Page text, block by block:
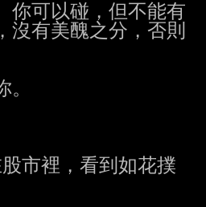
你可以碰，但不能有
沒有美醜之分，否則
市裡，看到如花撲